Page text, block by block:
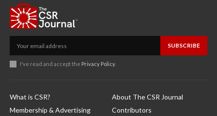
SUBSCRIBE
I've read and accept the Privacy Policy.
What is CSR?
Membership & Advertising
About The CSR Journal
Contributors